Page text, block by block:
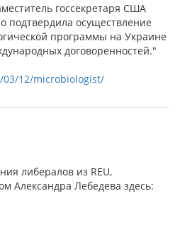
госсекретаря США
подтвердила осуществление
программы на Украине
договоренностей."
12/microbiologist/
либералов из REU,
Александра Лебедева здесь: